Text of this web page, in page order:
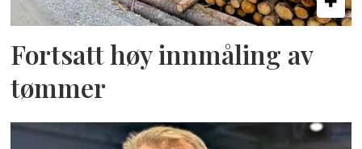
Fortsatt høy innmåling av
tømmer